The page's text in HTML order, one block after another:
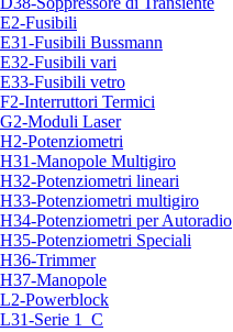
Fusibili
Fusibili Bussmann
Fusibili vari
Fusibili vetro
Interruttori Termici
Moduli Laser
Potenziometri
Manopole Multigiro
Potenziometri lineari
Potenziometri multigiro
Potenziometri per Autoradio
Potenziometri Speciali
Trimmer
Manopole
Powerblock
Serie 1_C